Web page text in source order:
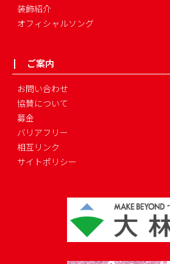
装飾紹介
オフィシャルソング
ご案内
お問い合わせ
協賛について
募金
バリアフリー
相互リンク
サイトポリシー